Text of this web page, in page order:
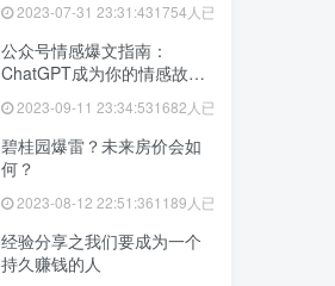
2023-07-31 23:31:431754人已阅读
公众号情感爆文指南：
ChatGPT成为你的情感故事
好帮手！
2023-09-11 23:34:531682人已阅读
碧桂园爆雷？未来房价会如
何？
2023-08-12 22:51:361189人已阅读
经验分享之我们要成为一个
持久赚钱的人